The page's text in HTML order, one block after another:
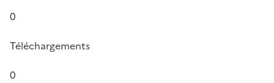
0
Téléchargements
0